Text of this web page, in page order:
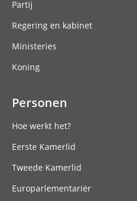
Partij
Regering en kabinet
Ministeries
Koning
Personen
Hoe werkt het?
Eerste Kamerlid
Tweede Kamerlid
Europarlementariër